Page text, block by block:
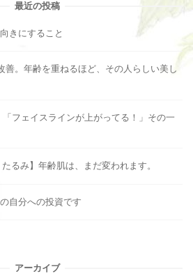
最近の投稿
きにすること
。年齢を重ねるほど、その人らしい美し
「フェイスラインが上がってる！」その一
るみ】年齢肌は、まだ変われます。
自分への投資です
アーカイブ